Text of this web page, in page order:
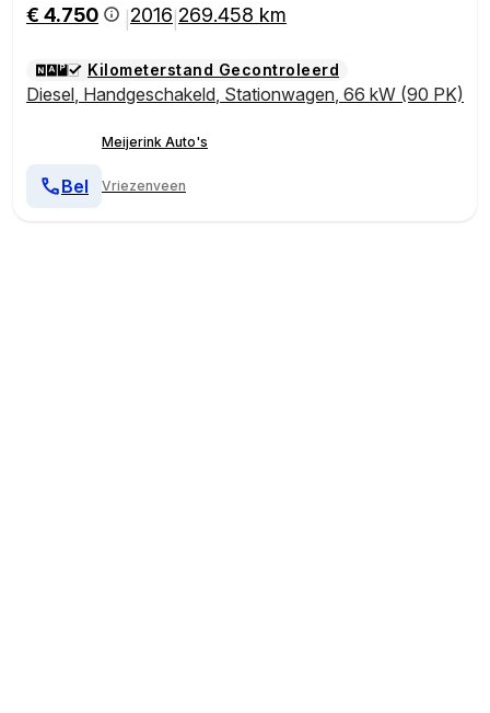
€ 4.750 2016 269.458 km
Kilometerstand Gecontroleerd
Diesel, Handgeschakeld, Stationwagen, 66 kW (90 PK)
Meijerink Auto's
Vriezenveen
Bel